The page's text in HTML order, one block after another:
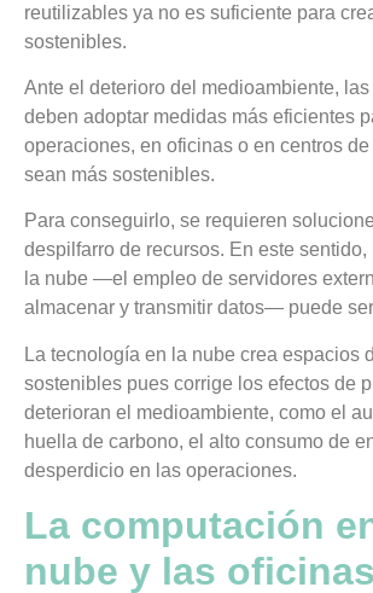
reutilizables ya no es suficiente para
sostenibles.
Ante el deterioro del medioambiente,
deben adoptar medidas más eficientes
operaciones, en oficinas o en centros
sean más sostenibles.
Para conseguirlo, se requieren
despilfarro de recursos. En este
la nube ―el empleo de servidores
almacenar y transmitir datos― puede
La tecnología en la nube crea espacios
sostenibles pues corrige los efectos de
deterioran el medioambiente, como el
huella de carbono, el alto consumo de
desperdicio en las operaciones.
La computación
nube y las oficinas